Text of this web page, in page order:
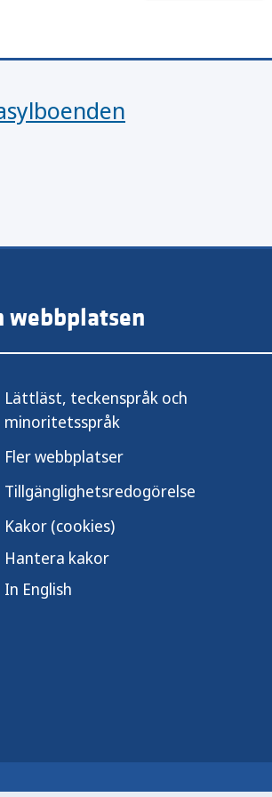
webbplatsen
Lättläst, teckenspråk och
minoritetsspråk
Fler webbplatser
Tillgänglighetsredogörelse
Kakor (cookies)
Hantera kakor
In English